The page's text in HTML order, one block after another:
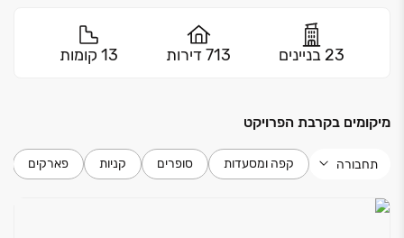
23 בניינים 713 דירות 13 קומות
מיקומים בקרבת הפרויקט
תחבורה קפה ומסעדות סופרים קניות פארקים